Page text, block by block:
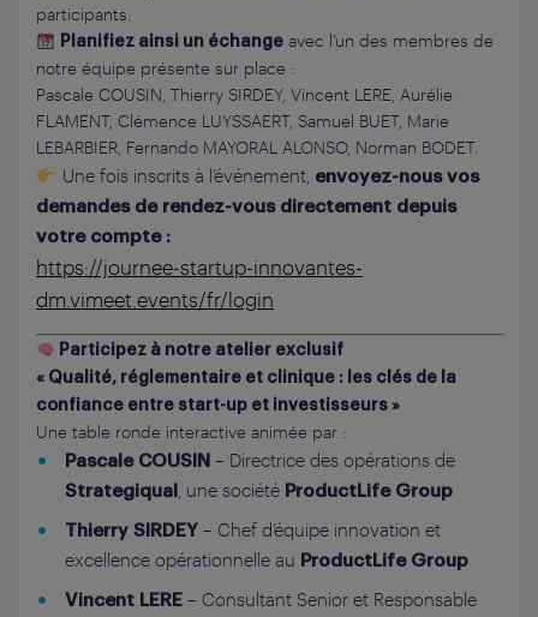
participants.
Planifiez ainsi un échangeavec l’un des membres de
notre équipe présente sur place :
Pascale COUSIN, Thierry SIRDEY, Vincent LERE, Aurélie
FLAMENT, Clémence LUYSSAERT, Samuel BUET, Marie
LEBARBIER, Fernando MAYORAL ALONSO, Norman BODET.
Une fois inscrits à l’événement, envoyez-nous vos
demandes de rendez-vous directement depuis
votre compte :
https://journee-startup-innovantes-
dm.vimeet.events/fr/login
Participez à notre atelier exclusif
« Qualité, réglementaire et clinique : les clés de la
confiance entre start-up et investisseurs »
Une table ronde interactive animée par :
Pascale COUSIN – Directrice des opérations de
Strategiqual , une société ProductLife Group
Thierry SIRDEY – Chef d’équipe innovation et
excellence opérationnelle au ProductLife Group
Vincent LERE – Consultant Senior et Responsable